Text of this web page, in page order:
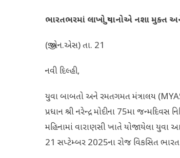
ભારતભરમાં લાખો યુવાનોએ નશા મુક્ત અને
(જી.એન.એસ) તા. 21
નવી દિલ્હી,
યુવા બાબતો અને રમતગમત મંત્રાલય
પ્રધાન શ્રી નરેન્દ્ર મોદીના 75મા
મહિનામાં વારાણસી ખાતે યોજાયેલા યુવા
21 સપ્ટેમ્બર 2025ના રોજ વિકસિત